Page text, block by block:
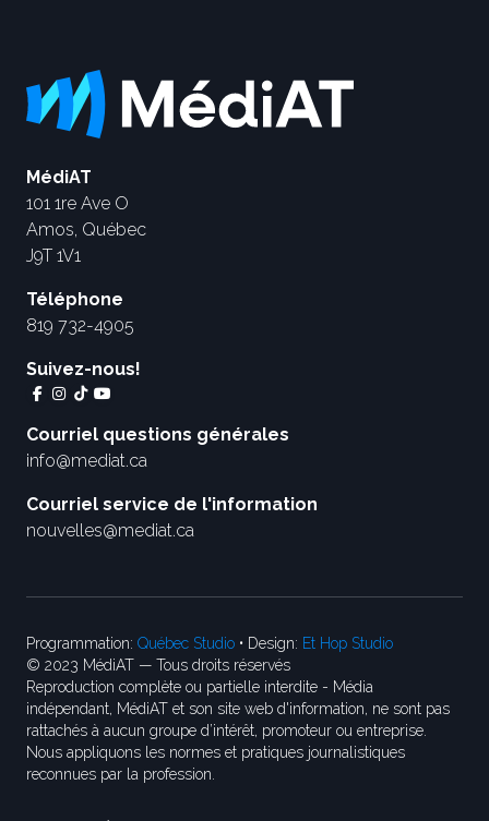
MédiAT
101 1re Ave O
Amos, Québec
J9T 1V1
Téléphone
819 732-4905
Suivez-nous!
Courriel questions générales
info@mediat.ca
Courriel service de l'information
nouvelles@mediat.ca
Programmation: Québec Studio • Design: Et Hop Studio
© 2023 MédiAT — Tous droits réservés
Reproduction complète ou partielle interdite - Média
indépendant, MédiAT et son site web d'information, ne sont pas
rattachés à aucun groupe d’intérêt, promoteur ou entreprise.
Nous appliquons les normes et pratiques journalistiques
reconnues par la profession.